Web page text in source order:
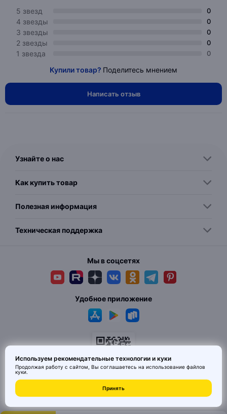
5 звезд
0
4 звезды 0
3 звезды 0
2 звезды 0
1 звезда 0
Купили товар? Поделитесь мнением
Написать отзыв
Узнайте о нас
Как купить товар
Полезная информация
Техническая поддержка
Мы в соцсетях
© 2026 MAI HE MAI. Маркетплейс дизайнерских товаров со всего
Китая по ценам заводов. Все права защищены.
Удобное приложение
Используем рекомендательные технологии и куки
Продолжая работу с сайтом, Вы соглашаетесь на использование файлов
куки.
Принять